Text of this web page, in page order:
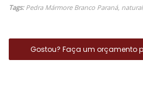
Tags:Pedra Mármore Branco Paraná,
Gostou? Faça um orçamento